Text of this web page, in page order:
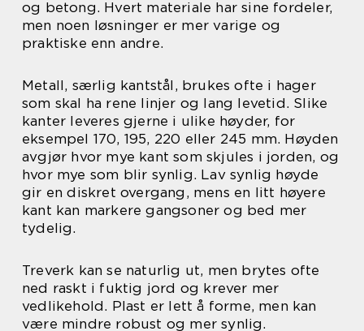
og betong. Hvert materiale har sine fordeler,
men noen løsninger er mer varige og
praktiske enn andre.
Metall, særlig kantstål, brukes ofte i hager
som skal ha rene linjer og lang levetid. Slike
kanter leveres gjerne i ulike høyder, for
eksempel 170, 195, 220 eller 245 mm. Høyden
avgjør hvor mye kant som skjules i jorden, og
hvor mye som blir synlig. Lav synlig høyde
gir en diskret overgang, mens en litt høyere
kant kan markere gangsoner og bed mer
tydelig.
Treverk kan se naturlig ut, men brytes ofte
ned raskt i fuktig jord og krever mer
vedlikehold. Plast er lett å forme, men kan
være mindre robust og mer synlig.